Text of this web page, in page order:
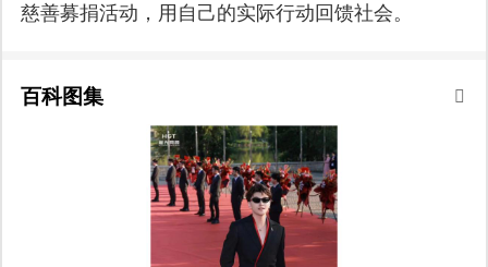
慈善募捐活动，用自己的实际行动回馈社会。
百科图集